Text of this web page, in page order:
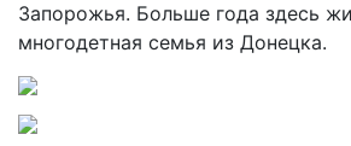
Запорожья. Больше года здесь
многодетная семья из Донецка.